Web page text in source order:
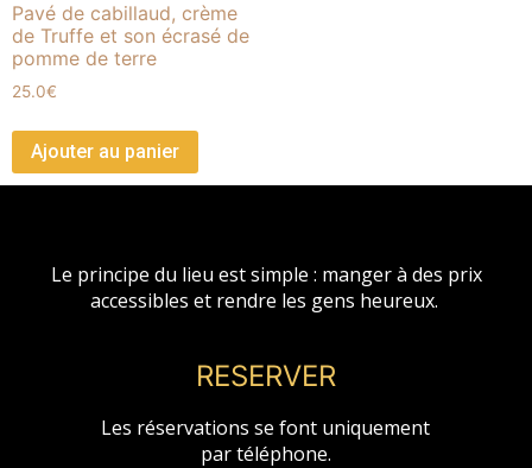
Pavé de cabillaud, crème
de Truffe et son écrasé de
pomme de terre
25.0€
Ajouter au panier
Le principe du lieu est simple : manger à des prix
accessibles et rendre les gens heureux.
RESERVER
Les réservations se font uniquement
par téléphone.